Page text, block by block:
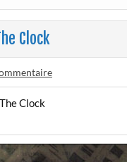
Clock
Clock